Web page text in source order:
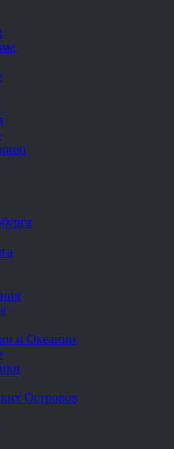
и Океании
Островов